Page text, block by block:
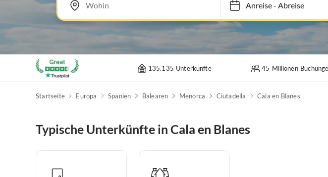
Anreise-Abreise
135.135 Unterkünfte 45 Millionen
Startseite Europa Spanien Balearen Menorca Ciutadella Cala en Blanes
Typische Unterkünfte in Cala en Blanes